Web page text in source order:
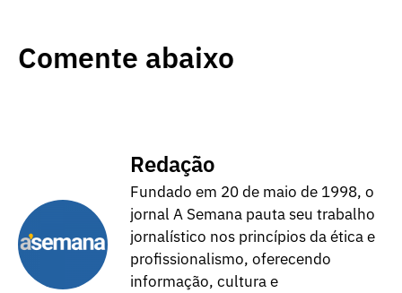
Comente abaixo
Redação
Fundado em 20 de maio de 1998, o
jornal A Semana pauta seu trabalho
jornalístico nos princípios da ética e
profissionalismo, oferecendo
informação, cultura e